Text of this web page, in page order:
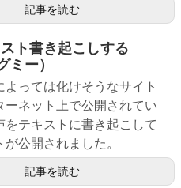
記事を読む
ト書き起こしする
ミー）
よっては化けそうなサイト
ーネット上で公開されてい
をテキストに書き起こして
が公開されました。
記事を読む